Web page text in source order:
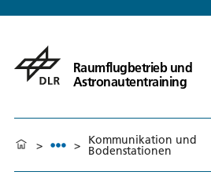
Raumflugbetrieb und
Astronautentraining
> > Kommunikation und
Bodenstationen